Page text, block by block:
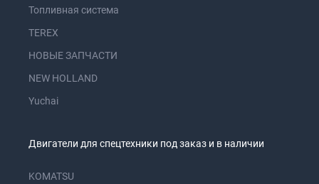
Топливная система
TEREX
НОВЫЕ ЗАПЧАСТИ
NEW HOLLAND
Yuchai
Двигатели для спецтехники под заказ и в наличии
KOMATSU